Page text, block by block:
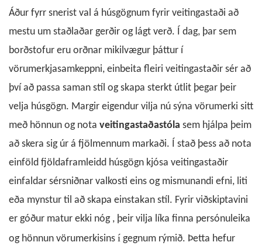
Áður fyrr snerist val á húsgögnum fyrir veitingastaði að
mestu um staðlaðar gerðir og lágt verð. Í dag, þar sem
borðstofur eru orðnar mikilvægur þáttur í
vörumerkjasamkeppni, einbeita fleiri veitingastaðir sér að
því að passa saman stíl og skapa sterkt útlit þegar þeir
velja húsgögn. Margir eigendur vilja nú sýna vörumerki sitt
með hönnun og nota veitingastaðastóla sem hjálpa þeim
að skera sig úr á fjölmennum markaði. Í stað þess að nota
einföld fjöldaframleidd húsgögn kjósa veitingastaðir
einfaldar sérsniðnar valkosti eins og mismunandi efni, liti
eða mynstur til að skapa einstakan stíl. Fyrir viðskiptavini
er góður matur ekki nóg , þeir vilja líka finna persónuleika
og hönnun vörumerkisins í gegnum rýmið. Þetta hefur